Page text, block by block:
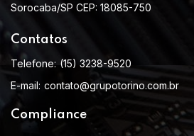
Sorocaba/SP CEP: 18085-750
Contatos
Telefone: (15) 3238-9520
E-mail: contato@grupotorino.com.br
Compliance